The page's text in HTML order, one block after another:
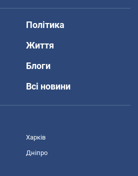
Політика
Життя
Блоги
Всі новини
Харків
Дніпро